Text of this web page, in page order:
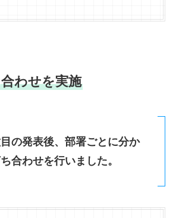
わせを実施
の発表後、部署ごとに分か
合わせを行いました。